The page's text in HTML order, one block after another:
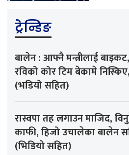
ट्रेन्डिङ
बालेन : आफ्नै मन्त्रीलाई
रविको कोर टिम बेकामे
(भडियो सहित)
रास्वपा तह लगाउन माजिद,
काफी, हिजो उचालेका बालेन
(भिडियो सहित)